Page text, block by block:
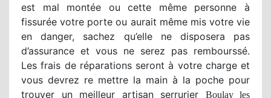
est mal montée ou cette même personne à
fissurée votre porte ou aurait même mis votre vie
en danger, sachez qu’elle ne disposera pas
d’assurance et vous ne serez pas rembourssé.
Les frais de réparations seront à votre charge et
vous devrez re mettre la main à la poche pour
trouver un meilleur artisan serrurier
Boulay les